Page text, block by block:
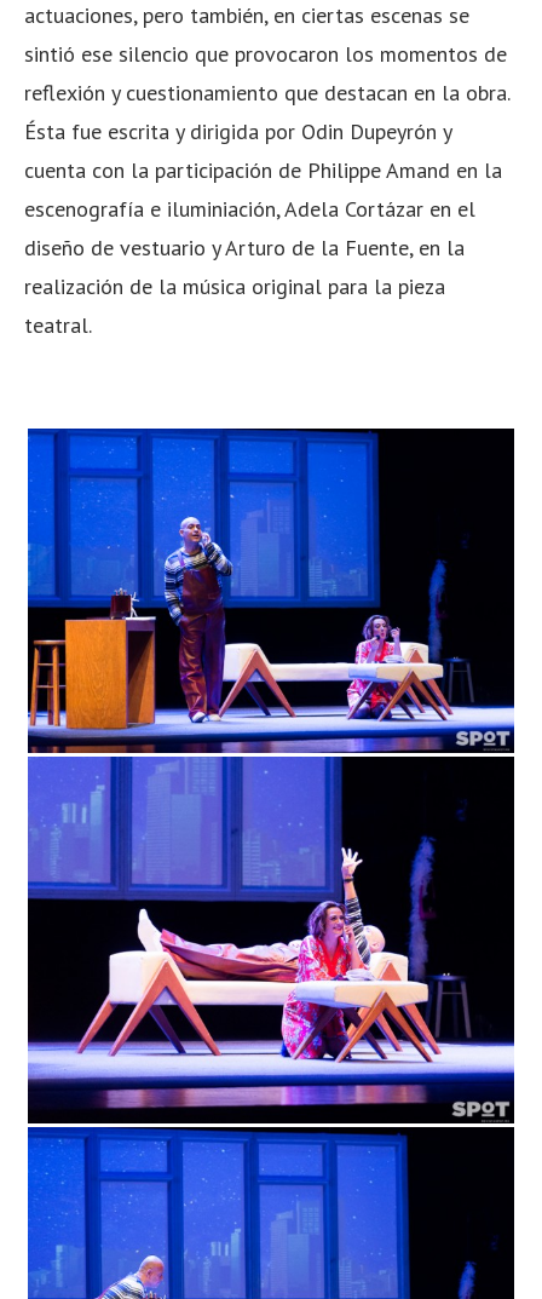
actuaciones, pero también, en ciertas escenas se
sintió ese silencio que provocaron los momentos de
reflexión y cuestionamiento que destacan en la obra.
Ésta fue escrita y dirigida por Odin Dupeyrón y
cuenta con la participación de Philippe Amand en la
escenografía e iluminiación, Adela Cortázar en el
diseño de vestuario y Arturo de la Fuente, en la
realización de la música original para la pieza
teatral.